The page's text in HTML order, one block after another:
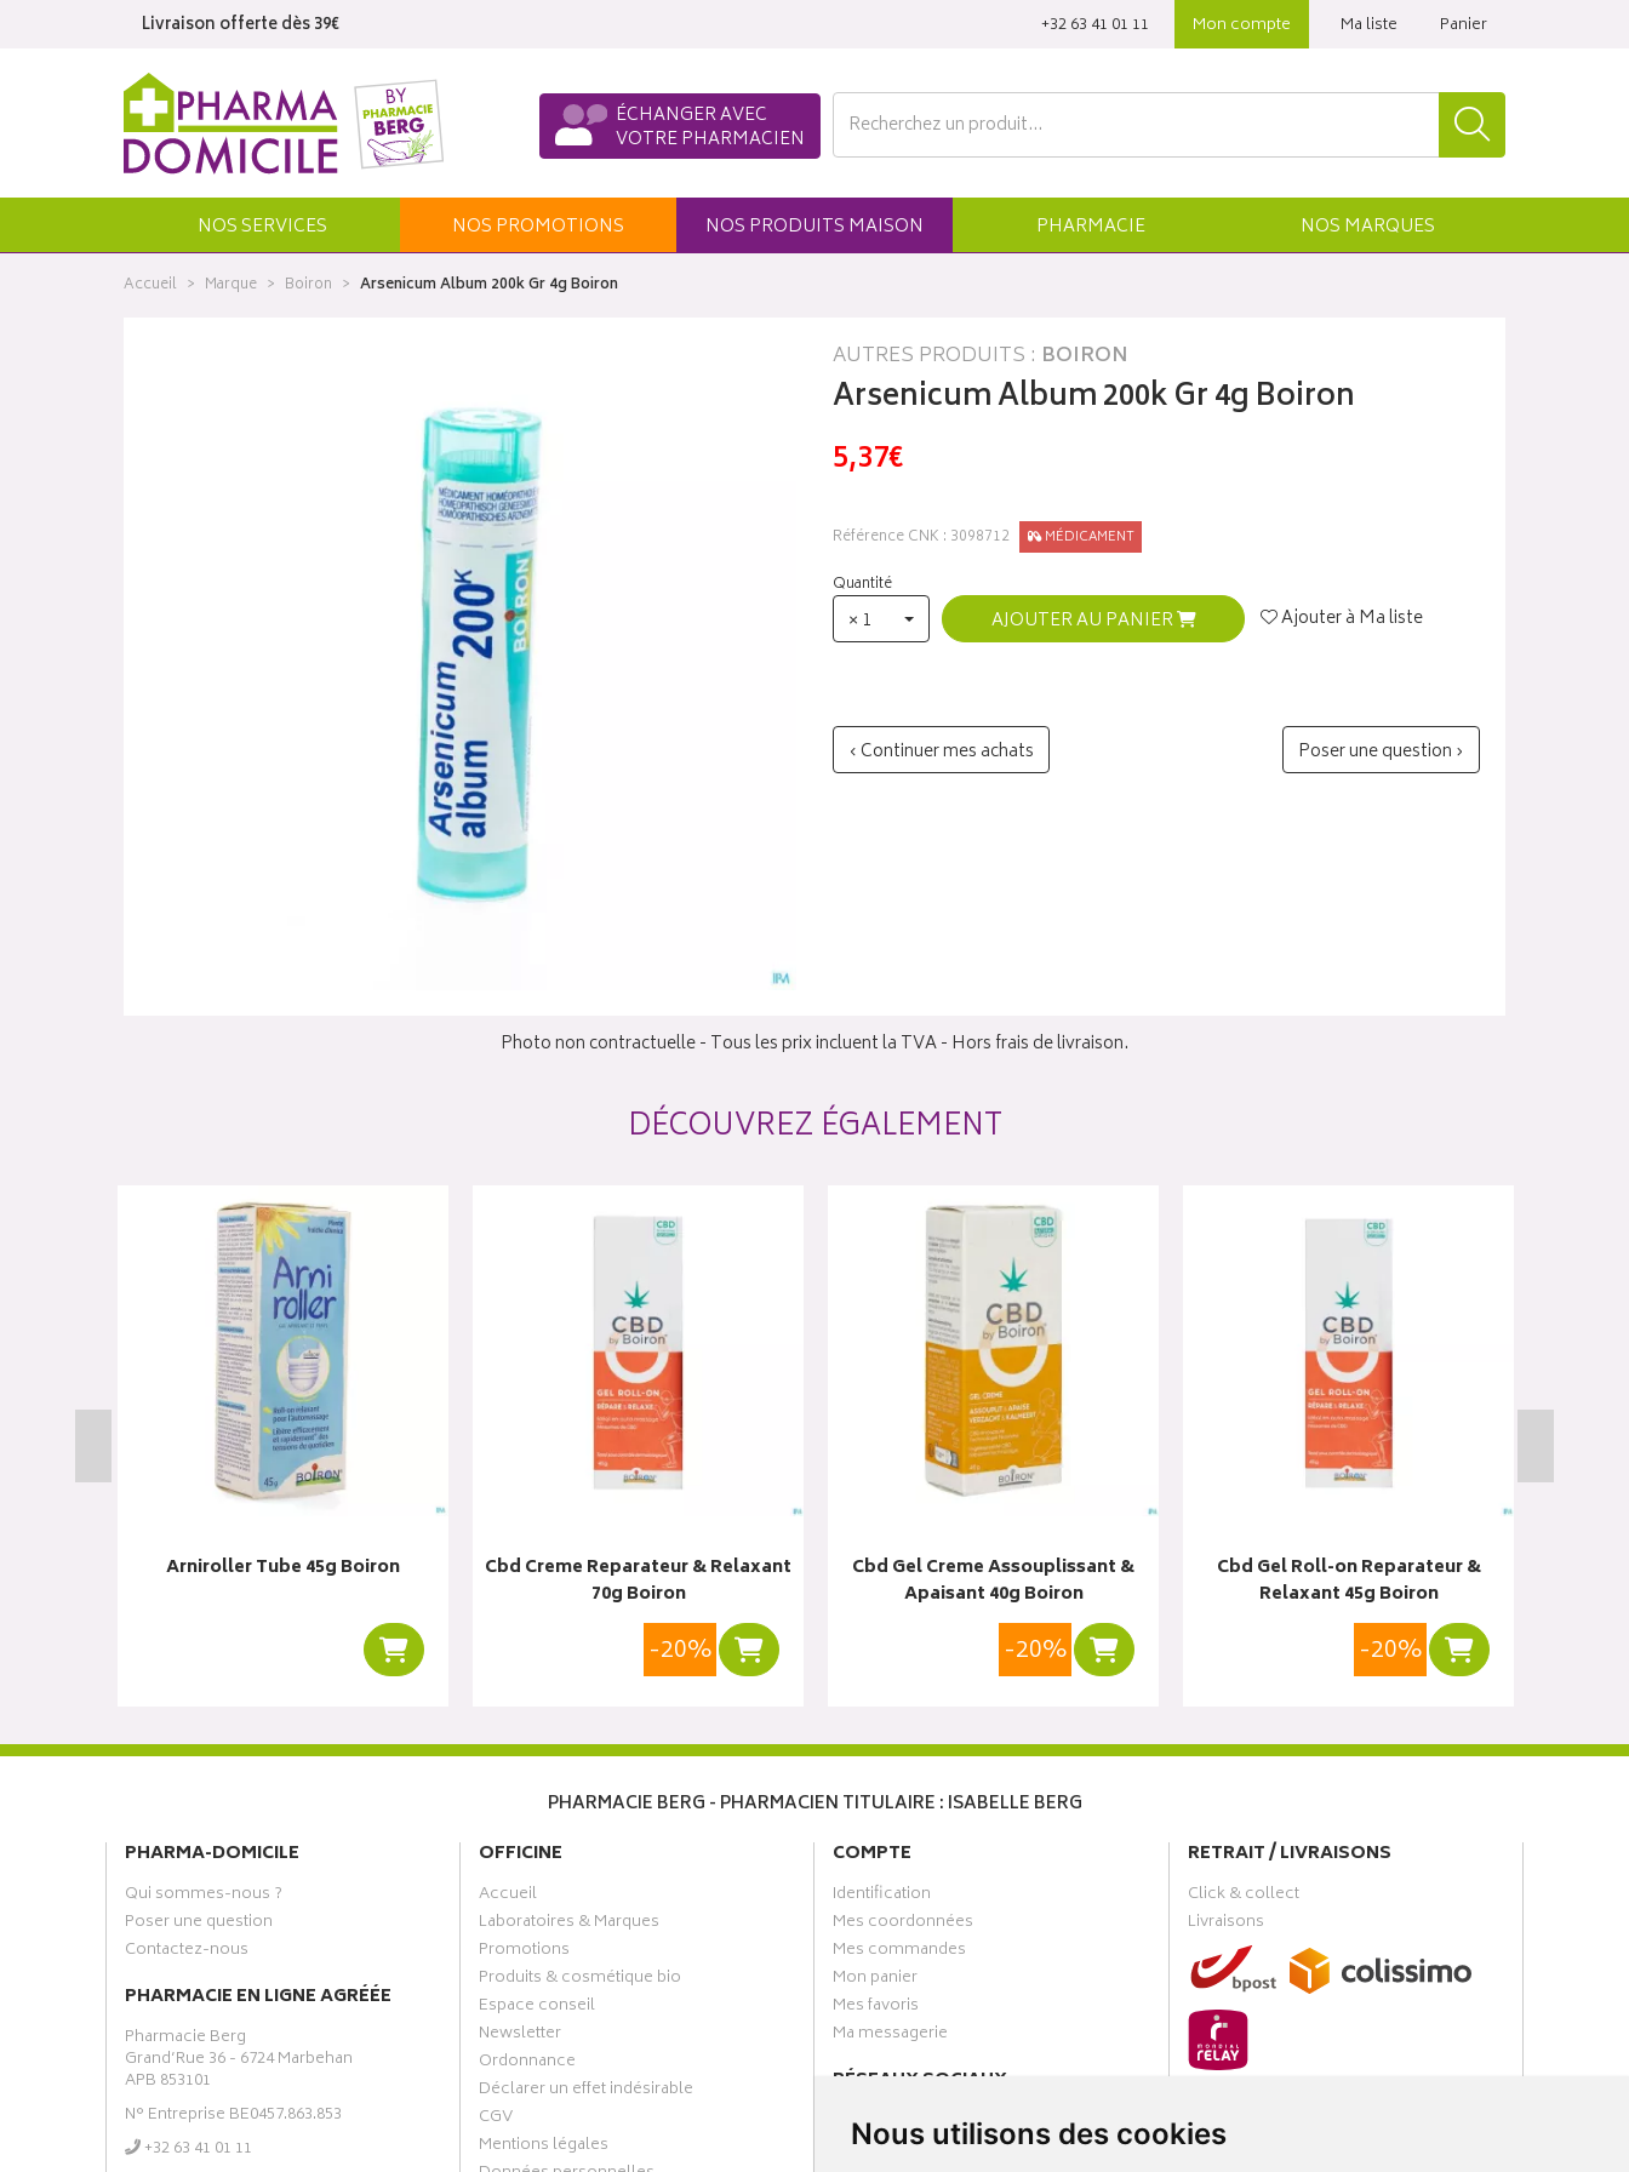
Nous utilisons des cookies
Livraison offerte dès 39€ ‭+32 63 41 01 11‬ Mon compte Ma liste Panier
ÉCHANGER AVEC
VOTRE PHARMACIEN
NOS SERVICES NOS PROMOTIONS NOS PRODUITS MAISON PHARMACIE NOS MARQUES
Accueil Marque Boiron Arsenicum Album 200k Gr 4g Boiron
AUTRES PRODUITS : BOIRON
Arsenicum Album 200k Gr 4g Boiron
5,37€
Référence CNK : 3098712 MÉDICAMENT
Quantité
× 1 AJOUTER AU PANIER Ajouter à Ma liste
‹ Continuer mes achats Poser une question ›
Photo non contractuelle - Tous les prix incluent la TVA - Hors frais de livraison.
DÉCOUVREZ ÉGALEMENT
Arniroller Tube 45g Boiron
Ajouter au panier
Cbd Creme Reparateur & Relaxant
70g Boiron
-20% Ajouter au panier
Cbd Gel Creme Assouplissant &
Apaisant 40g Boiron
-20% Ajouter au panier
Cbd Gel Roll-on Reparateur &
Relaxant 45g Boiron
-20% Ajouter au panier
PHARMACIE BERG - PHARMACIEN TITULAIRE : ISABELLE BERG
PHARMA-DOMICILE
Qui sommes-nous ?
Poser une question
Contactez-nous
PHARMACIE EN LIGNE AGRÉÉE
Pharmacie Berg
Grand’Rue 36 - 6724 Marbehan
APB 853101
N° Entreprise BE0457.863.853
‭+32 63 41 01 11‬
OFFICINE
Accueil
Laboratoires & Marques
Promotions
Produits & cosmétique bio
Espace conseil
Newsletter
Ordonnance
Déclarer un effet indésirable
CGV
Mentions légales
COMPTE
Identification
Mes coordonnées
Mes commandes
Mon panier
Mes favoris
Ma messagerie
RÉSEAUX SOCIAUX
Facebook
Annuaire des pharmacies
RETRAIT / LIVRAISONS
Click & collect
Livraisons